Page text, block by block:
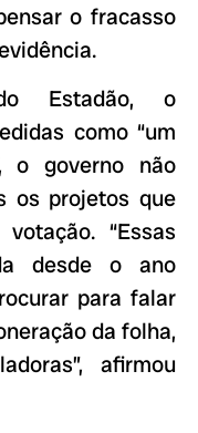
o fracasso
Estadão, o
como “um
o governo não
os projetos que
“Essas
desde o ano
para falar
da folha,
afirmou